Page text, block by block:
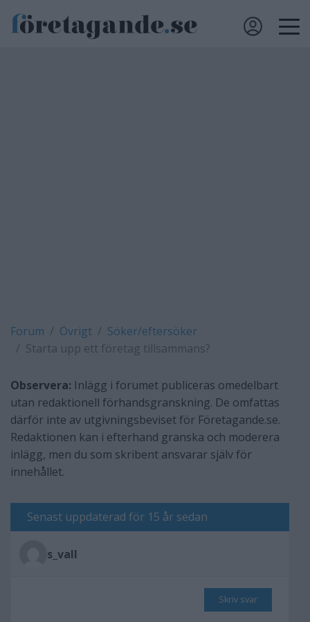
Forum Övrigt
Söker/eftersöker
Starta upp ett företag tillsammans?
Observera: Inlägg i forumet publiceras omedelbart
utan redaktionell förhandsgranskning. De omfattas
därför inte av utgivningsbeviset för Företagande.se.
Redaktionen kan i efterhand granska och moderera
inlägg, men du som skribent ansvarar själv för
innehållet.
Senast uppdaterad för 15 år sedan
s_vall
Skriv svar